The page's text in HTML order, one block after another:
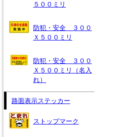
５００ミリ
防犯・安全 ３００
Ｘ５００ミリ
防犯・安全 ３００
Ｘ５００ミリ（名入
れ）
路面表示ステッカー
ストップマーク